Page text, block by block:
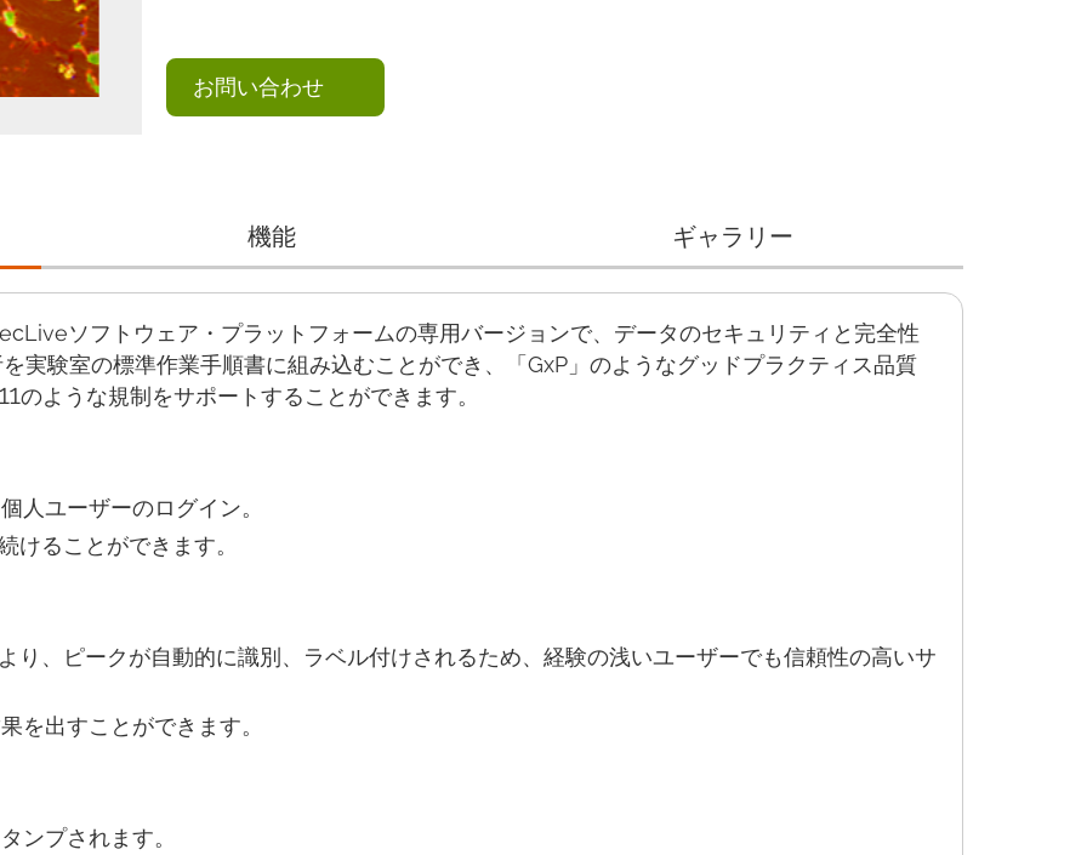
お問い合わせ
機能 ギャラリー
ソフトウェア・プラットフォームの専用バージョンで、データのセキュリティと完全性
実験室の標準作業手順書に組み込むことができ、「GxP」のようなグッドプラクティス品質
のような規制をサポートすることができます。
人ユーザーのログイン。
けることができます。
り、ピークが自動的に識別、ラベル付けされるため、経験の浅いユーザーでも信頼性の高いサ
を出すことができます。
ンプされます。